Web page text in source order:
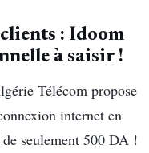
: Idoom
à saisir !
Télécom propose
internet en
de seulement 500 DA !